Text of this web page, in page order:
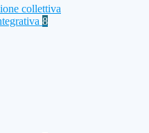
collettiva
8